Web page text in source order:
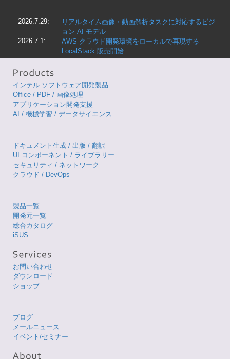
2026.7.29:
リアルタイム画像・動画解析タスクに対応するビジ
ョン AI モデル
2026.7.1:
AWS クラウド開発環境をローカルで再現する
LocalStack 販売開始
インテル ソフトウェア開発製品
Office / PDF / 画像処理
アプリケーション開発支援
AI / 機械学習 / データサイエンス
ドキュメント生成 / 出版 / 翻訳
UI コンポーネント / ライブラリー
セキュリティ / ネットワーク
クラウド / DevOps
製品一覧
開発元一覧
総合カタログ
iSUS
お問い合わせ
ダウンロード
ショップ
ブログ
メールニュース
イベント/セミナー